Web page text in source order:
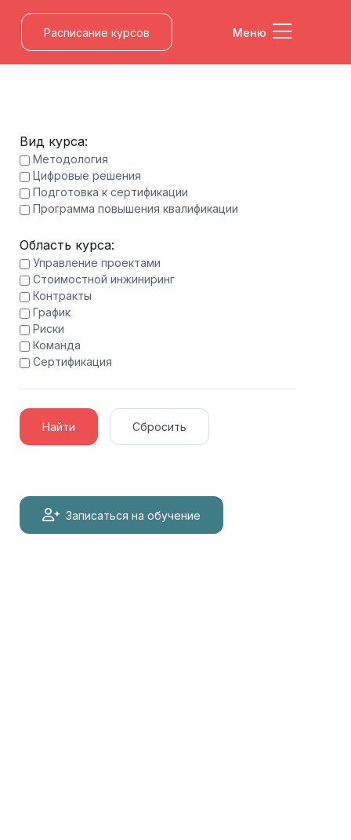
Расписание курсов Меню
Вид курса:
Методология
Цифровые решения
Подготовка к сертификации
Программа повышения квалификации
Область курса:
Управление проектами
Стоимостной инжиниринг
Контракты
График
Риски
Команда
Сертификация
Найти Сбросить
Записаться на обучение